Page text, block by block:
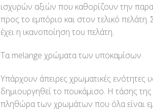
ισχυρών αξιών που καθορίζουν την
προς το εμπόριο και στον τελικό
έχει η ικανοποίηση του πελάτη.
Τα melange χρώματα των υποκαμίσων
Υπάρχουν άπειρες χρωματικές
δημιουργηθεί το πουκάμισο. Η τάσης
πληθώρα των χρωμάτων που όλα είναι